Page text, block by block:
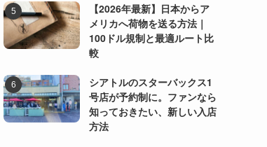
【2026年最新】日本からア
メリカへ荷物を送る方法｜
100ドル規制と最適ルート比
較
シアトルのスターバックス1
号店が予約制に。ファンなら
知っておきたい、新しい入店
方法